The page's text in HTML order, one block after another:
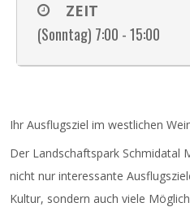
ZEIT
(Sonntag) 7:00 - 15:00
Ihr Ausflugsziel im westlichen
Der Landschaftspark Schmidatal
nicht nur interessante
Kultur, sondern auch viele